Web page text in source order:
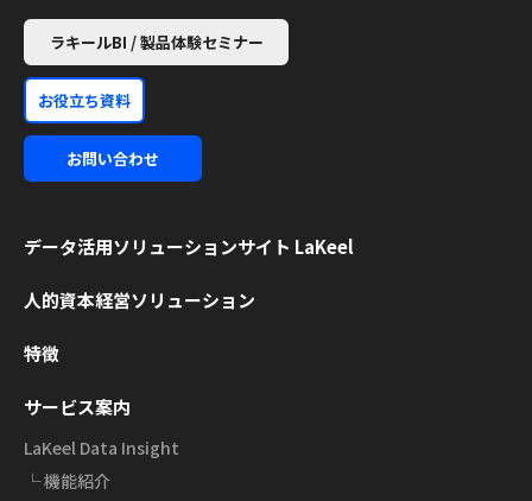
ラキールBI / 製品体験セミナー
お役立ち資料
お問い合わせ
データ活用ソリューションサイト LaKeel
人的資本経営ソリューション
特徴
サービス案内
LaKeel Data Insight
└ 機能紹介